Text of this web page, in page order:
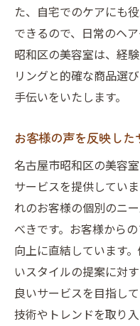
た、自宅でのケアにも
できるので、日常のヘ
昭和区の美容室は、経
リングと的確な商品選
手伝いをいたします。
お客様の声を反映した
名古屋市昭和区の美容
サービスを提供してい
れのお客様の個別のニ
べきです。お客様から
向上に直結しています
いスタイルの提案に対
良いサービスを目指し
技術やトレンドを取り